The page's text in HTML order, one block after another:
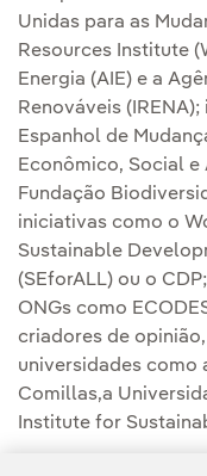
Unidas para as
Resources Institute
Energia (AIE) e a
Renováveis
Espanhol de
Econômico, Social
Fundação
iniciativas como o
Sustainable
(SEforALL) ou o
ONGs como
criadores de
universidades como
Comillas,a
Institute for